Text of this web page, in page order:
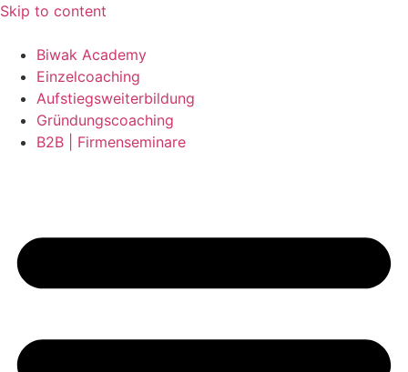
Skip to content
Biwak Academy
Einzelcoaching
Aufstiegsweiterbildung
Gründungscoaching
B2B | Firmenseminare